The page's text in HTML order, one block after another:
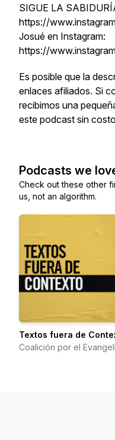
SIGUE LA
https://
Josué en Instagram:
https://
Es posible que la
enlaces afiliados. Si
recibimos una
este podcast sin
Podcasts we
Check out these other
us, not an algorithm.
Textos fuera de
Coalición por el